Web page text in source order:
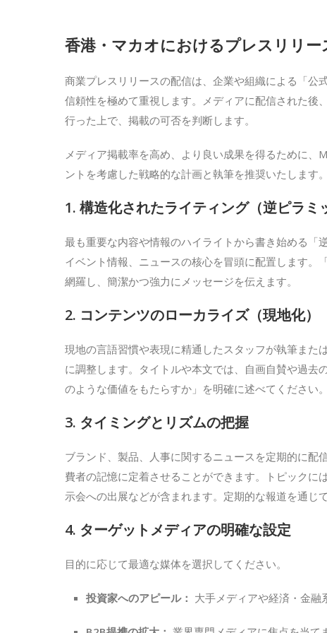
香港・マカオにおけるプレスリリ
商業プレスリリースの配信は、企業や組織による「公
信頼性を極めて重視します。メディアに配信された後
行った上で、掲載の可否を判断します。
メディア掲載率を高め、より良い成果を得るために、
ントを考慮した戦略的な計画と執筆を推奨いたします。
1. 構造化されたライティング（逆ピラミ
最も重要な内容や情報のハイライトから書き始める「
イベント情報、ニュースの核心を冒頭に配置します
網羅し、簡潔かつ強力にメッセージを伝えます。
2. コンテンツのローカライズ（現地化）
現地の言語習慣や表現に精通したスタッフが執筆また
に調整します。タイトルや本文では、自画自賛や過
のような価値をもたらすか」を明確に述べてください。
3. タイミングとリズムの把握
ブランド、製品、人事に関するニュースを定期的に
費者の記憶に定着させることができます。トピック
示会への出展などが含まれます。定期的な報道を通じ
4. ターゲットメディアの明確な設定
目的に応じて最適な媒体を選択してください。
投資家へのアピール： 大手メディアや経済・金融